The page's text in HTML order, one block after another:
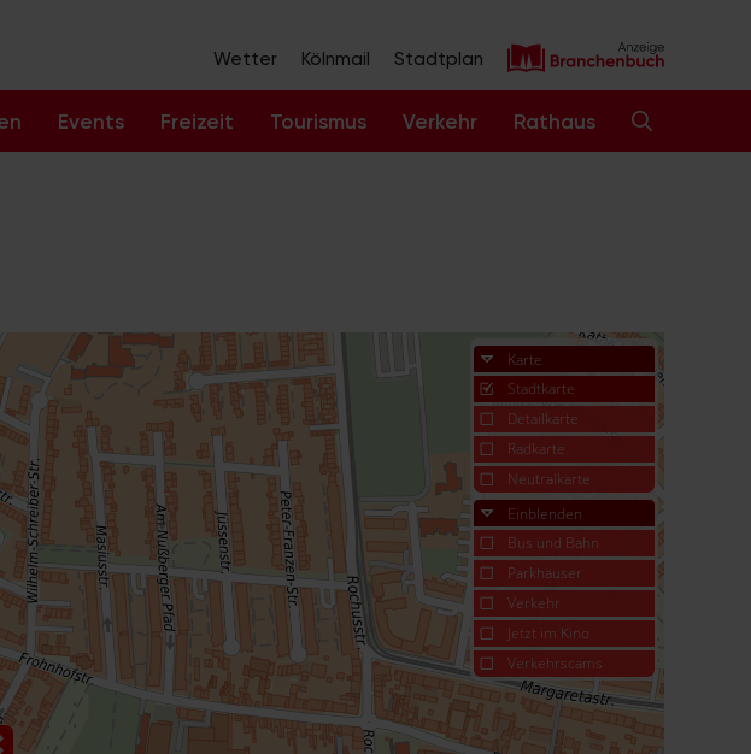
Wetter Kölnmail Stadtplan
Events Freizeit Tourismus Verkehr Rathaus